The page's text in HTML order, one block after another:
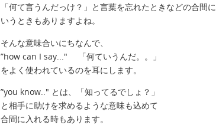
「何て言うんだっけ？」と言葉を忘れたときなどの合間に
いうときもありますよね。
そんな意味合いにちなんで、
”how can I say..." 「何ていうんだ。。」
をよく使われているのを耳にします。
”you know.." とは、「知ってるでしょ？」
と相手に助けを求めるような意味も込めて
合間に入れる時もあります。